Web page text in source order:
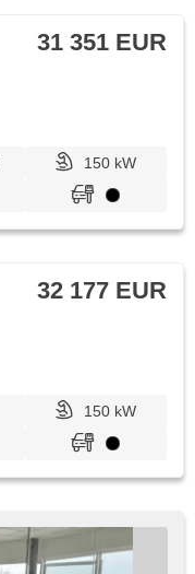
31 351 EUR
150 kW
32 177 EUR
150 kW